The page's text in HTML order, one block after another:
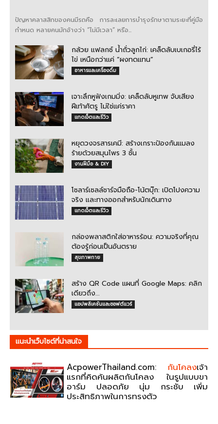
ปัญหาคลาสสิกของคนมีรถคือ การละเลยการบำรุงรักษาตามระยะที่คู่มือ
กำหนด หลายคนมักอ้างว่า “ไม่มีเวลา” หรือ...
กล้วย แฟลกซ์ น้ำถั่วลูกไก่: เคล็ดลับเบเกอรี่ไร้
ไข่ เหนือกว่าแค่ “ผงทดแทน”
อาหารและเครื่องดื่ม
เจาะลึกหูฟังเกมมิ่ง: เคล็ดลับหูเทพ จับเสียง
ฝีเท้าศัตรู ไม่ใช่แค่ราคา
แกดเจ็ตและรีวิว
หยุดวงจรสารเคมี: สร้างเกราะป้องกันแมลง
ร้ายด้วยสมุนไพร 3 ชั้น
งานฝีมือ & DIY
โซลาร์เซลล์ชาร์จมือถือ-โน้ตบุ๊ก: เปิดโปงความ
จริง และทางออกสำหรับนักเดินทาง
แกดเจ็ตและรีวิว
กล่องพลาสติกใส่อาหารร้อน: ความจริงที่คุณ
ต้องรู้ก่อนเป็นอันตราย
สุขภาพกาย
สร้าง QR Code แผนที่ Google Maps: คลิก
เดียวถึง...
แอปพลิเคชันและซอฟต์แวร์
แนะนําเว็บไซต์ที่น่าสนใจ
AcpowerThailand.com: กันโคลงเจ้า
แรกที่คิดค้นผลิตกันโคลง ในรูปแบบขา
อาร์ม ปลอดภัย นุ่ม กระชับ เพิ่ม
ประสิทธิภาพในการทรงตัว